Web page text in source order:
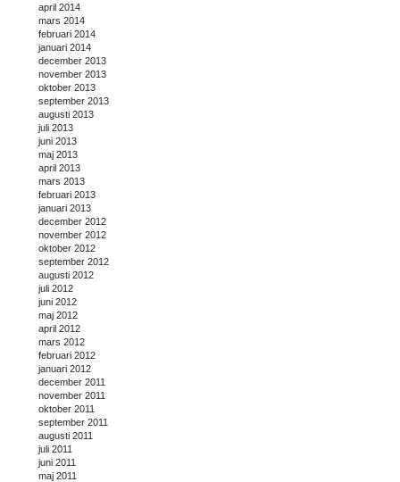
april 2014
mars 2014
februari 2014
januari 2014
december 2013
november 2013
oktober 2013
september 2013
augusti 2013
juli 2013
juni 2013
maj 2013
april 2013
mars 2013
februari 2013
januari 2013
december 2012
november 2012
oktober 2012
september 2012
augusti 2012
juli 2012
juni 2012
maj 2012
april 2012
mars 2012
februari 2012
januari 2012
december 2011
november 2011
oktober 2011
september 2011
augusti 2011
juli 2011
juni 2011
maj 2011